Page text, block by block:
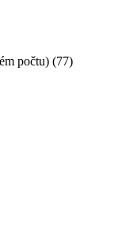
počtu) (77)